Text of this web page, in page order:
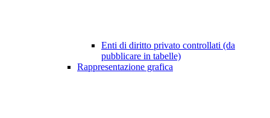
Enti di diritto privato controllati (da
pubblicare in tabelle)
Rappresentazione grafica